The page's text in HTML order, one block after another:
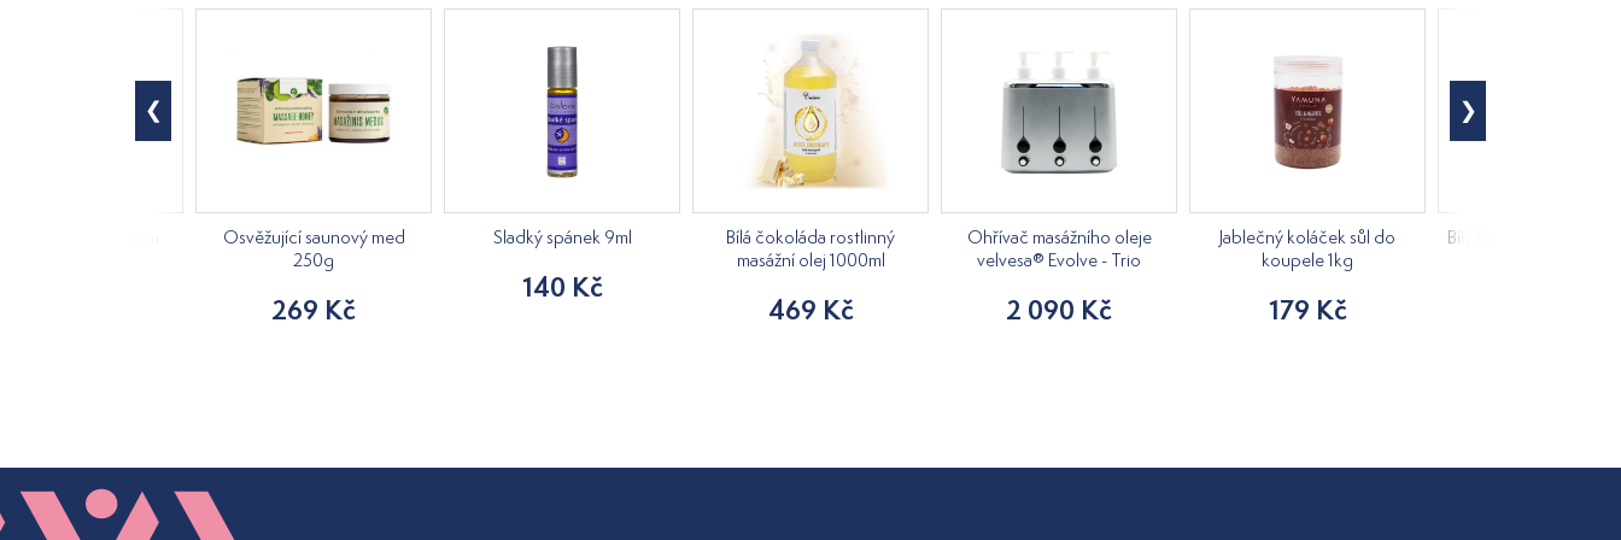
Osvěžující saunový med
250g
269 Kč
Sladký spánek 9ml
140 Kč
Bílá čokoláda rostlinný
masážní olej 1000ml
469 Kč
Ohřívač masážního oleje
velvesa® Evolve - Trio
2 090 Kč
Jablečný koláček sůl do
koupele 1kg
179 Kč
Bílý klobouk do sauny